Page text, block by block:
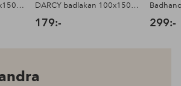
DARCY badlakan 100x150 cm
DARCY badlakan 100x150 cm
179:- 299:-